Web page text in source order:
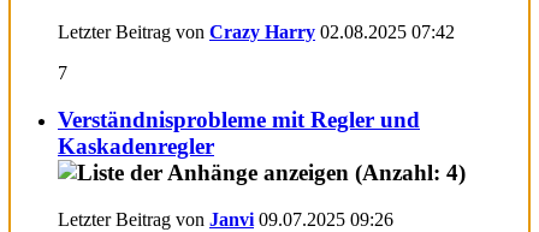
Letzter Beitrag von Crazy Harry 02.08.2025 07:42
7
Verständnisprobleme mit Regler und
Kaskadenregler
Letzter Beitrag von Janvi 09.07.2025 09:26